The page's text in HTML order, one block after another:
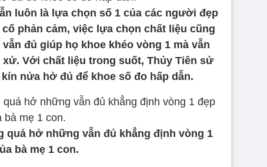
luôn là lựa chọn số 1 của các người đẹp
phản cảm, việc lựa chọn chất liệu cũng
đủ giúp họ khoe khéo vòng 1 mà vẫn
Với chất liệu trong suốt, Thủy Tiên sử
nửa hở đủ để khoe số đo hấp dẫn.
quá hở những vẫn đủ khẳng định vòng 1
bà mẹ 1 con.